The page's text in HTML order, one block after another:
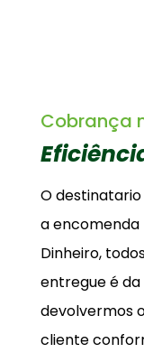
Cobrança
O
a
Dinheiro,
entregue é
devolvermos
cliente